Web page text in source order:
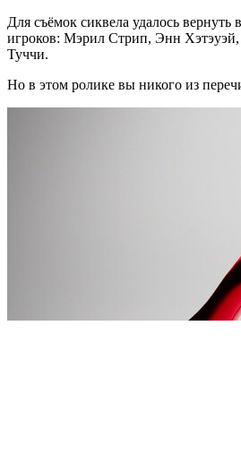
Для съёмок сиквела удалось
игроков: Мэрил Стрип, Энн
Туччи.
Но в этом ролике вы никого из